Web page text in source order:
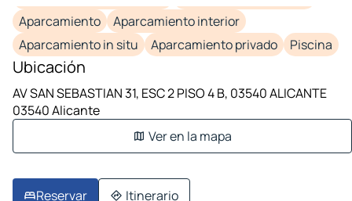
Aparcamiento
Aparcamiento interior
Aparcamiento in situ
Aparcamiento privado Piscina
Ubicación
AV SAN SEBASTIAN 31, ESC 2 PISO 4 B, 03540 ALICANTE
03540 Alicante
Ver en la mapa
Reservar Itinerario